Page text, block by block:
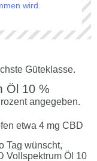
wird.
Güteklasse.
Öl 10 %
angegeben.
etwa 4 mg CBD
Tag wünscht,
Vollspektrum Öl 10